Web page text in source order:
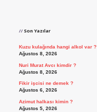
Son Yazılar
Kuzu kulağında hangi alkol var ?
Ağustos 8, 2026
Nuri Murat Avcı kimdir ?
Ağustos 8, 2026
Fikir işcisi ne demek ?
Ağustos 6, 2026
Azimut halkası kimin ?
Ağustos 5, 2026